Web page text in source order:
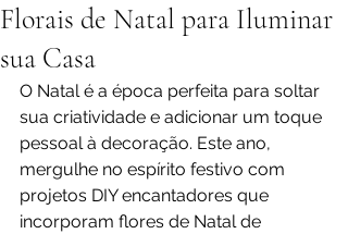
Florais de Natal para Iluminar
sua Casa
O Natal é a época perfeita para soltar
sua criatividade e adicionar um toque
pessoal à decoração. Este ano,
mergulhe no espírito festivo com
projetos DIY encantadores que
incorporam flores de Natal de